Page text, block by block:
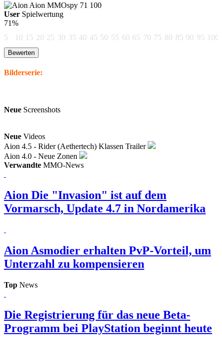
Aion MMOspy 71 100
User Spielwertung
71%
5
10 15 20 25 30 35 40 45 50 55 60 65 70 75 80 85 90 95 100
Bilderserie:
Neue Screenshots
Neue Videos
Aion 4.5 - Rider (Aethertech) Klassen Trailer
Aion 4.0 - Neue Zonen
Verwandte MMO-News
Aion Die "Invasion" ist auf dem
Vormarsch, Update 4.7 in Nordamerika
Aion Asmodier erhalten PvP-Vorteil, um
Unterzahl zu kompensieren
Top News
Die Registrierung für das neue Beta-
Programm bei PlayStation beginnt heute